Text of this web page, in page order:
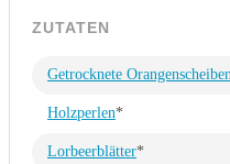
ZUTATEN
Getrocknete
Holzperlen*
Lorbeerblätter*